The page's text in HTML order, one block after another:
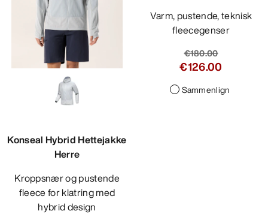
Konseal Hybrid Hettejakke
Herre
Kroppsnær og pustende
fleece for klatring med
hybrid design
Varm, pustende, teknisk
fleecegenser
€180.00
€126.00
Sammenlign